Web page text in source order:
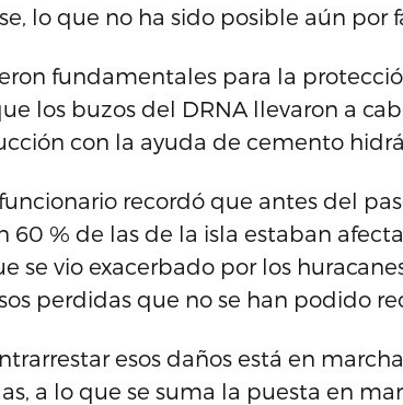
lo que no ha sido posible aún por
fundamentales para la
los buzos del DRNA llevaron a
con la ayuda de cemento
recordó que antes del
% de las de la isla estaban
se vio exacerbado por los
perdidas que no se han podido
esos daños está en
a lo que se suma la puesta en